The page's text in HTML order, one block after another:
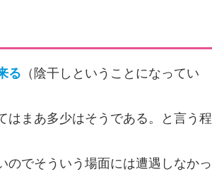
る （陰干しということになってい
はまあ多少はそうである。と言う程
のでそういう場面には遭遇しなかっ